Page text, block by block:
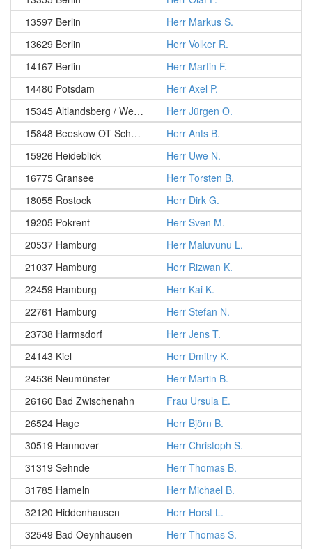
13597 Berlin
Herr Markus S.
13629 Berlin
Herr Volker R.
14167 Berlin
Herr Martin F.
14480 Potsdam
Herr Axel P.
15345 Altlandsberg / Wegendorf
Herr Jürgen O.
15848 Beeskow OT Schneeberg
Herr Ants B.
15926 Heideblick
Herr Uwe N.
16775 Gransee
Herr Torsten B.
18055 Rostock
Herr Dirk G.
19205 Pokrent
Herr Sven M.
20537 Hamburg
Herr Maluvunu L.
21037 Hamburg
Herr Rizwan K.
22459 Hamburg
Herr Kai K.
22761 Hamburg
Herr Stefan N.
23738 Harmsdorf
Herr Jens T.
24143 Kiel
Herr Dmitry K.
24536 Neumünster
Herr Martin B.
26160 Bad Zwischenahn
Frau Ursula E.
26524 Hage
Herr Björn B.
30519 Hannover
Herr Christoph S.
31319 Sehnde
Herr Thomas B.
31785 Hameln
Herr Michael B.
32120 Hiddenhausen
Herr Horst L.
32549 Bad Oeynhausen
Herr Thomas S.